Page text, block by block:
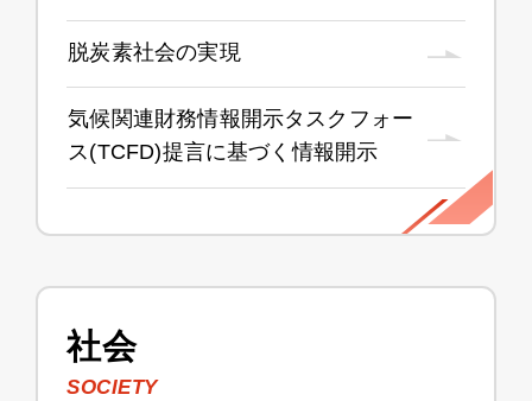
脱炭素社会の実現
気候関連財務情報開示タスクフォー
ス(TCFD)提言に基づく情報開示
社会
SOCIETY